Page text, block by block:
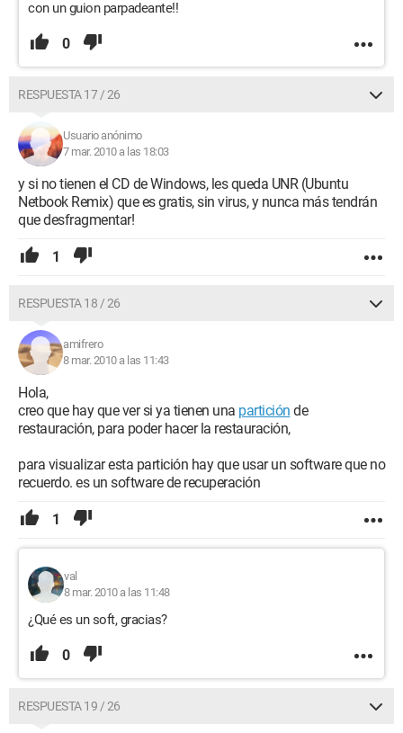
con un guion parpadeante!!
0
RESPUESTA 17 / 26
Usuario anónimo
7 mar. 2010 a las 18:03
y si no tienen el CD de Windows, les queda UNR (Ubuntu
Netbook Remix) que es gratis, sin virus, y nunca más tendrán
que desfragmentar!
1
RESPUESTA 18 / 26
amifrero
8 mar. 2010 a las 11:43
Hola,
creo que hay que ver si ya tienen una partición de
restauración, para poder hacer la restauración,
para visualizar esta partición hay que usar un software que no
recuerdo. es un software de recuperación
1
val
8 mar. 2010 a las 11:48
¿Qué es un soft, gracias?
0
RESPUESTA 19 / 26